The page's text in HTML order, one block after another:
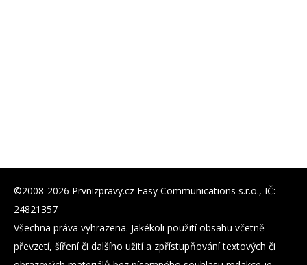
©2008-2026 Prvnizpravy.cz Easy Communications s.r.o., IČ:
24821357
Všechna práva vyhrazena. Jakékoli použití obsahu včetně
převzetí, šíření či dalšího užití a zpřístupňování textových či